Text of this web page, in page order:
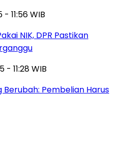
11:56 WIB
NIK, DPR Pastikan
- 11:28 WIB
Berubah: Pembelian Harus